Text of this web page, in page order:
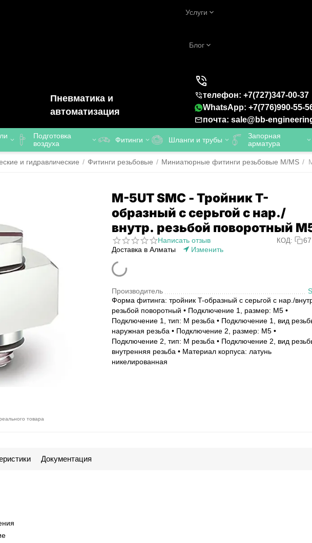
Услуги
Блог
Пневматика и
автоматизация
телефон: +7(727)347-00-37
WhatsApp: +7(776)990-55-
почта: sale@bb-
Подготовка
воздуха
Фитинги Шланги и трубы
Запорная
арматура
и гидравлические / Фитинги резьбовые / Миниатюрные фитинги резьбовые M/MS /
товара
M-5UT SMC - Тройник T-
образный с серьгой с нар./
внутр. резьбой поворотный
Написать отзыв КОД:
Доставка в Алматы
Изменить
Производитель
Форма фитинга: тройник T-образный с серьгой с нар./
резьбой поворотный • Подключение 1, размер: M5 •
Подключение 1, тип: M резьба • Подключение 1, вид
наружная резьба • Подключение 2, размер: M5 •
Подключение 2, тип: M резьба • Подключение 2, вид
внутренняя резьба • Материал корпуса: латунь
никелированная
Документация